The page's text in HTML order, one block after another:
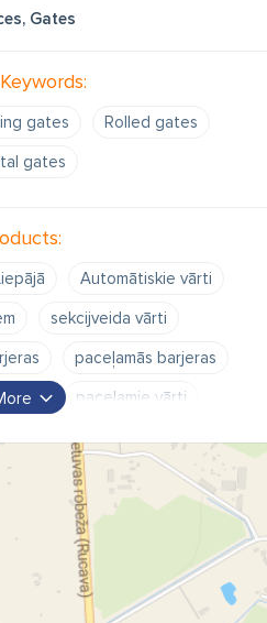
Gates
gates
Rolled gates
gates
Automātiskie vārti
sekcijveida vārti
paceļamās barjeras
paceļamie vārti
vārtu remonts
žogu remonts
apkope
žogu remonts
vārtu pultis
Marantec
Beninca